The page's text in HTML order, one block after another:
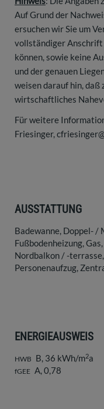
Auf Grund der
ersuchen wir Sie um
vollständiger Anschrift
können, sowie keine
und der genauen
weisen darauf hin,
wirtschaftliches
Für weitere
Friesinger,
AUSSTATTUNG
Badewanne Doppel- /
Fußbodenheizung Gas
Nordbalkon / -terrasse
Personenaufzug
ENERGIEAUSWEIS
HWB B, 36 kWh/m2a
fGEE A, 0,78